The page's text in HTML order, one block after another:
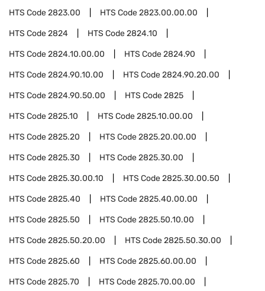
HTS Code2823.00 HTS Code2823.00.00.00
HTS Code2824 HTS Code2824.10
HTS Code2824.10.00.00 HTS Code2824.90
HTS Code2824.90.10.00 HTS Code2824.90.20.00
HTS Code2824.90.50.00 HTS Code2825
HTS Code2825.10 HTS Code2825.10.00.00
HTS Code2825.20 HTS Code2825.20.00.00
HTS Code2825.30 HTS Code2825.30.00
HTS Code2825.30.00.10 HTS Code2825.30.00.50
HTS Code2825.40 HTS Code2825.40.00.00
HTS Code2825.50 HTS Code2825.50.10.00
HTS Code2825.50.20.00 HTS Code2825.50.30.00
HTS Code2825.60 HTS Code2825.60.00.00
HTS Code2825.70 HTS Code2825.70.00.00